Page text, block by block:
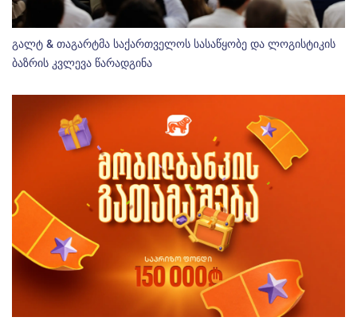
გალტ & თაგარტმა საქართველოს სასაწყობე და ლოგისტიკის
ბაზრის კვლევა წარადგინა